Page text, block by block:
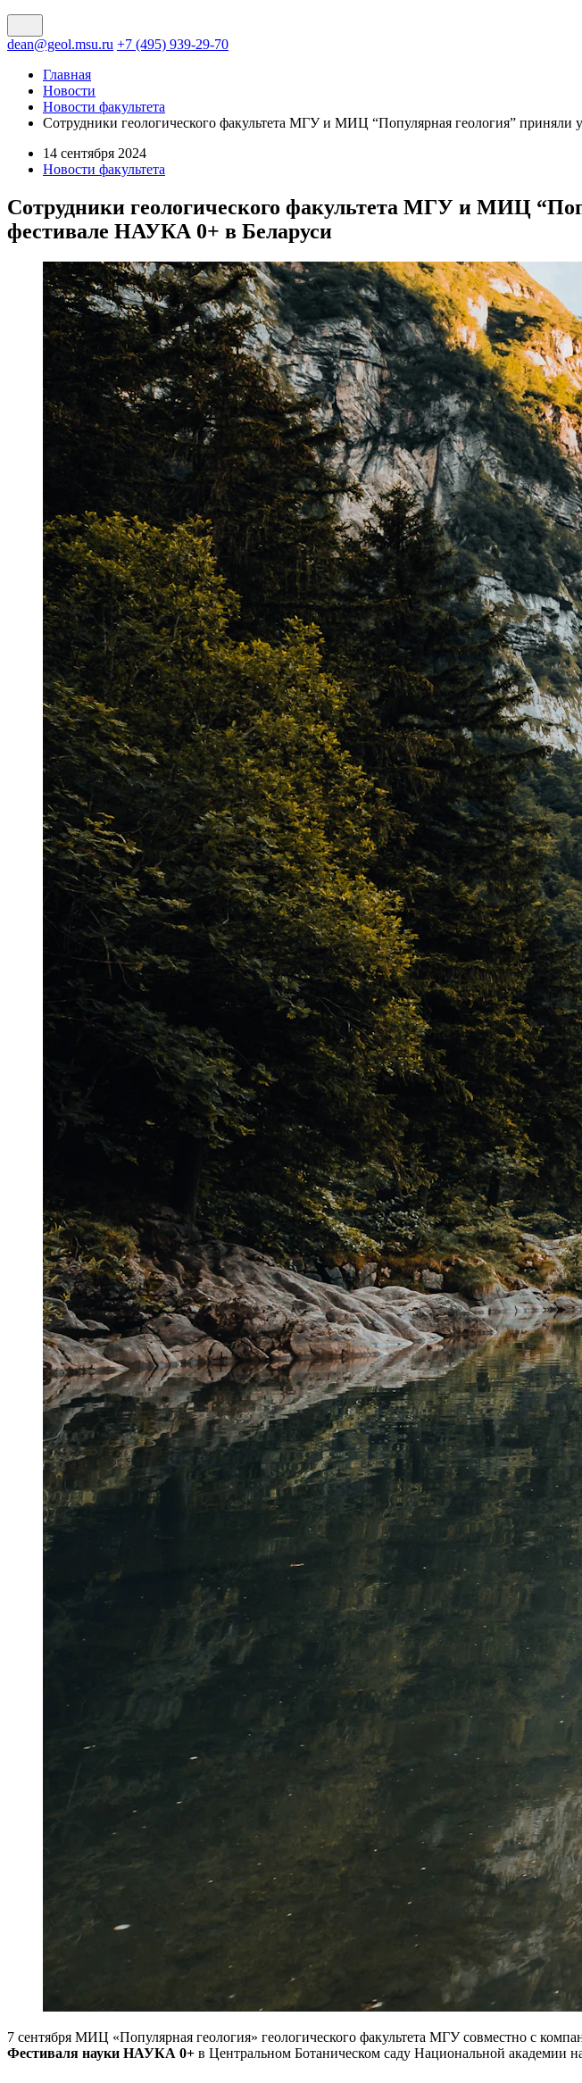
dean@geol.msu.ru +7 (495) 939-29-70
Главная
Новости
Новости факультета
Сотрудники геологического факультета МГУ и МИЦ “Популярная геология”
14 сентября 2024
Новости факультета
Сотрудники геологического факультета МГУ и МИЦ
фестивале НАУКА 0+ в Беларуси
7 сентября МИЦ «Популярная геология» геологического факультета МГУ совместно с
Фестиваля науки НАУКА 0+ в Центральном Ботаническом саду Национальной академии